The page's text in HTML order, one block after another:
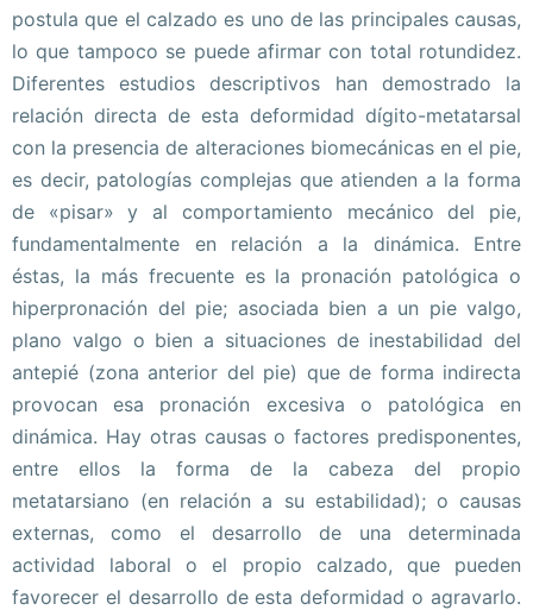
postula que el calzado es uno de las principales causas,
lo que tampoco se puede afirmar con total rotundidez.
Diferentes estudios descriptivos han demostrado la
relación directa de esta deformidad dígito-metatarsal
con la presencia de alteraciones biomecánicas en el pie,
es decir, patologías complejas que atienden a la forma
de «pisar» y al comportamiento mecánico del pie,
fundamentalmente en relación a la dinámica. Entre
éstas, la más frecuente es la pronación patológica o
hiperpronación del pie; asociada bien a un pie valgo,
plano valgo o bien a situaciones de inestabilidad del
antepié (zona anterior del pie) que de forma indirecta
provocan esa pronación excesiva o patológica en
dinámica. Hay otras causas o factores predisponentes,
entre ellos la forma de la cabeza del propio
metatarsiano (en relación a su estabilidad); o causas
externas, como el desarrollo de una determinada
actividad laboral o el propio calzado, que pueden
favorecer el desarrollo de esta deformidad o agravarlo.